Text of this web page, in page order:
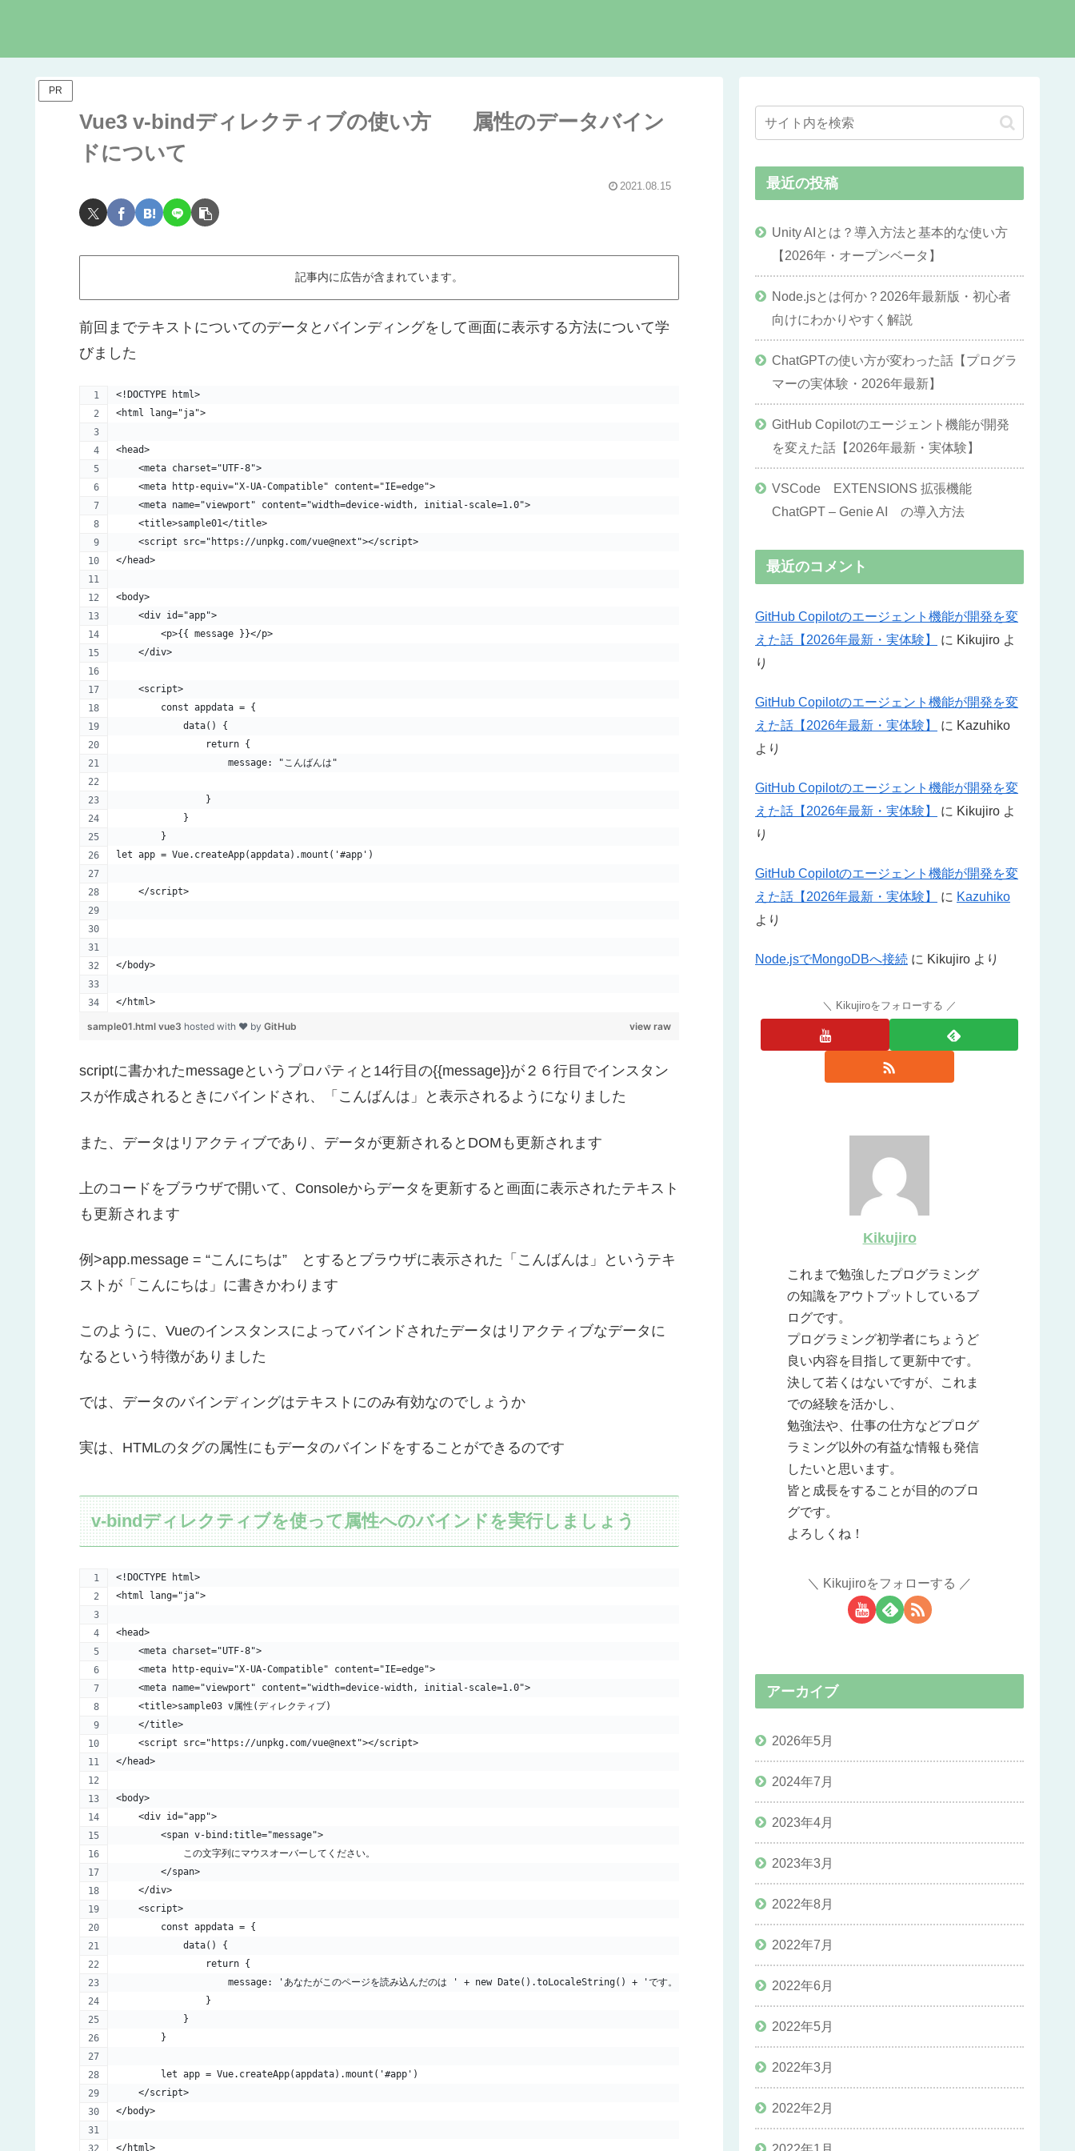
PR
Vue3 v-bindディレクティブの使い方 属性のデータバイン
ドについて
2021.08.15
記事内に広告が含まれています。
前回までテキストについてのデータとバインディングをして画面に表示する方法について学
びました
<!DOCTYPE html>
<html lang="ja">
<head>
    <meta charset="UTF-8">
    <meta http-equiv="X-UA-Compatible" content="IE=edge">
    <meta name="viewport" content="width=device-width, initial-scale=1.0">
    <title>sample01</title>
    <script src="https://unpkg.com/vue@next"></script>
</head>
<body>
    <div id="app">
        <p>{{ message }}</p>
    </div>
    <script>
        const appdata = {
            data() {
                return {
                    message: "こんばんは"
                }
            }
        }
let app = Vue.createApp(appdata).mount('#app')
    </script>
</body>
</html>
view raw
sample01.html vue3 hosted with ❤ by GitHub
scriptに書かれたmessageというプロパティと14行目の{{message}}が２６行目でインスタン
スが作成されるときにバインドされ、「こんばんは」と表示されるようになりました
また、データはリアクティブであり、データが更新されるとDOMも更新されます
上のコードをブラウザで開いて、Consoleからデータを更新すると画面に表示されたテキスト
も更新されます
例>app.message = “こんにちは” とするとブラウザに表示された「こんばんは」というテキ
ストが「こんにちは」に書きかわります
このように、Vueのインスタンスによってバインドされたデータはリアクティブなデータに
なるという特徴がありました
では、データのバインディングはテキストにのみ有効なのでしょうか
実は、HTMLのタグの属性にもデータのバインドをすることができるのです
v-bindディレクティブを使って属性へのバインドを実行しましょう
<!DOCTYPE html>
<html lang="ja">
<head>
    <meta charset="UTF-8">
    <meta http-equiv="X-UA-Compatible" content="IE=edge">
    <meta name="viewport" content="width=device-width, initial-scale=1.0">
    <title>sample03 v属性(ディレクティブ)
    </title>
    <script src="https://unpkg.com/vue@next"></script>
</head>
<body>
    <div id="app">
        <span v-bind:title="message">
            この文字列にマウスオーバーしてください。
        </span>
    </div>
    <script>
        const appdata = {
            data() {
                return {
                    message: 'あなたがこのページを読み込んだのは ' + new Date().toLocaleString() + 'です。',
                }
            }
        }
        let app = Vue.createApp(appdata).mount('#app')
    </script>
</body>
</html>
最近の投稿
Unity AIとは？導入方法と基本的な使い方
【2026年・オープンベータ】
Node.jsとは何か？2026年最新版・初心者
向けにわかりやすく解説
ChatGPTの使い方が変わった話【プログラ
マーの実体験・2026年最新】
GitHub Copilotのエージェント機能が開発
を変えた話【2026年最新・実体験】
VSCode EXTENSIONS 拡張機能
ChatGPT – Genie AI の導入方法
最近のコメント
GitHub Copilotのエージェント機能が開発を変
えた話【2026年最新・実体験】
に Kikujiro よ
り
GitHub Copilotのエージェント機能が開発を変
えた話【2026年最新・実体験】
に Kazuhiko
より
GitHub Copilotのエージェント機能が開発を変
えた話【2026年最新・実体験】
に Kikujiro よ
り
GitHub Copilotのエージェント機能が開発を変
えた話【2026年最新・実体験】
に Kazuhiko
より
Node.jsでMongoDBへ接続 に Kikujiro より
Kikujiroをフォローする
Kikujiro
これまで勉強したプログラミング
の知識をアウトプットしているブ
ログです。
プログラミング初学者にちょうど
良い内容を目指して更新中です。
決して若くはないですが、これま
での経験を活かし、
勉強法や、仕事の仕方などプログ
ラミング以外の有益な情報も発信
したいと思います。
皆と成長をすることが目的のブロ
グです。
よろしくね！
Kikujiroをフォローする
アーカイブ
2026年5月
2024年7月
2023年4月
2023年3月
2022年8月
2022年7月
2022年6月
2022年5月
2022年3月
2022年2月